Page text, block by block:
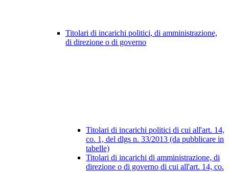
Titolari di incarichi politici, di amministrazione,
di direzione o di governo
Titolari di incarichi politici di cui all'art. 14,
co. 1, del dlgs n. 33/2013 (da pubblicare in
tabelle)
Titolari di incarichi di amministrazione, di
direzione o di governo di cui all'art. 14, co.